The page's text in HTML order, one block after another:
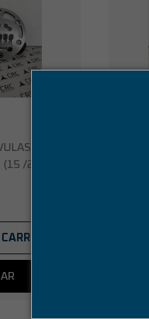
06E
(15 /20 /25